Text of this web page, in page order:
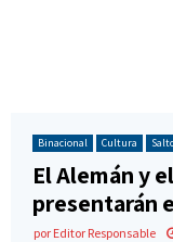
Binacional Cultura
El Alemán y
presentarán
por Editor Responsable